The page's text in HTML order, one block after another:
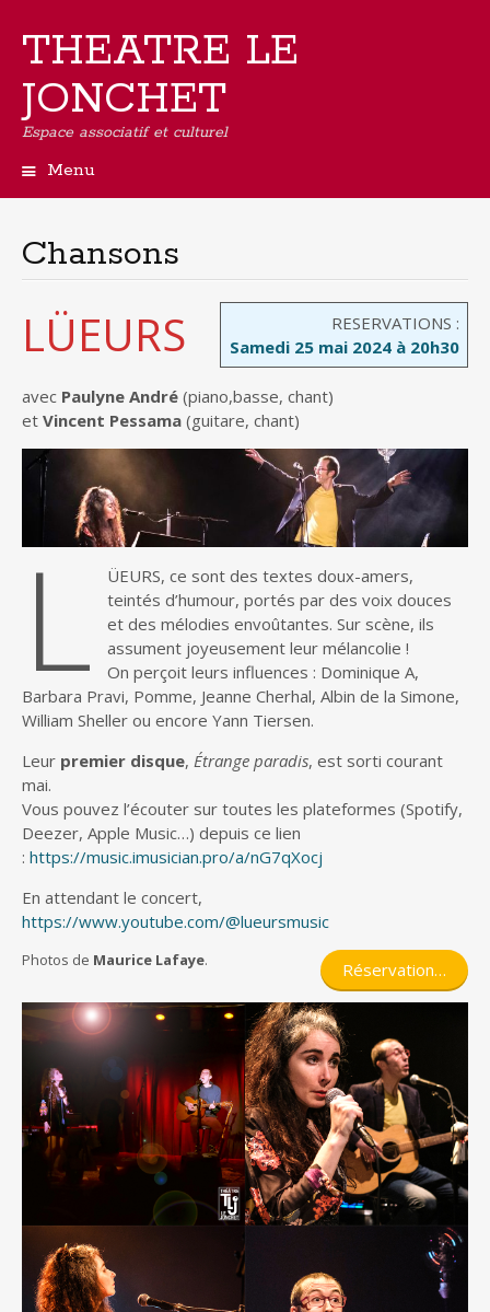
THEATRE LE
JONCHET
Espace associatif et culturel
Menu
principal
Chansons
RESERVATIONS :
Samedi 25 mai 2024 à 20h30
LÜEURS
avec Paulyne André (piano,basse, chant)
et Vincent Pessama (guitare, chant)
L
ÜEURS, ce sont des textes doux-amers,
teintés d’humour, portés par des voix douces
et des mélodies envoûtantes. Sur scène, ils
assument joyeusement leur mélancolie !
On perçoit leurs influences : Dominique A,
Barbara Pravi, Pomme, Jeanne Cherhal, Albin de la Simone,
William Sheller ou encore Yann Tiersen.
Leur premier disque, Étrange paradis, est sorti courant
mai.
Vous pouvez l’écouter sur toutes les plateformes (Spotify,
Deezer, Apple Music…) depuis ce lien
: https://music.imusician.pro/a/nG7qXocj
En attendant le concert,
https://www.youtube.com/@lueursmusic
Réservation…
Photos de Maurice Lafaye.